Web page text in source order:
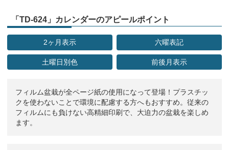
「TD-624」カレンダーのアピールポイント
2ヶ月表示 六曜表記
土曜日別色 前後月表示
フィルム盆栽が全ページ紙の使用になって登場！プラスチッ
クを使わないことで環境に配慮する方へもおすすめ。従来の
フィルムにも負けない高精細印刷で、大迫力の盆栽を楽しめ
ます。